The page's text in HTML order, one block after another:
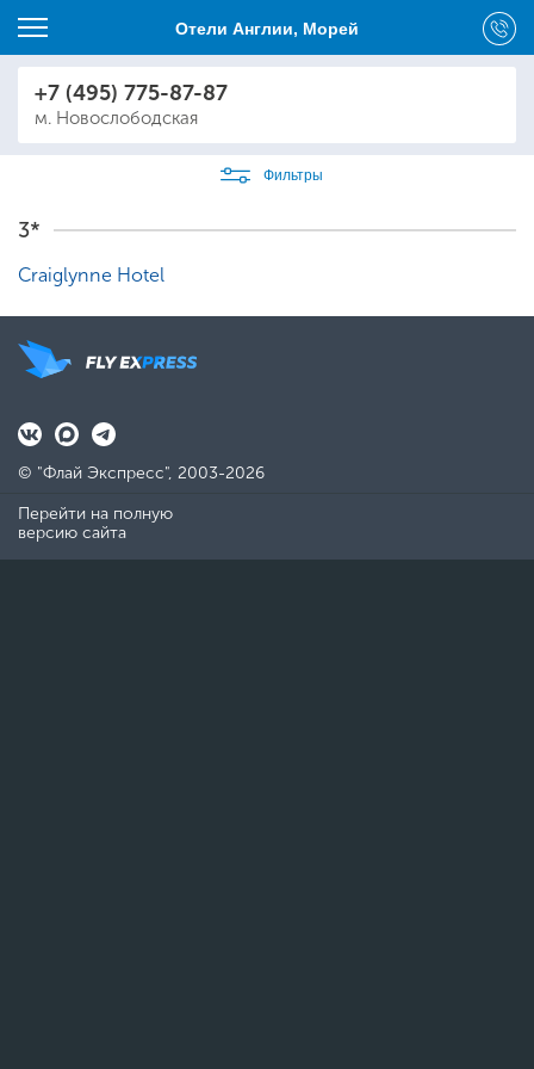
Отели Англии, Морей
+7 (495) 775-87-87
м. Новослободская
Фильтры
3*
Craiglynne Hotel
© "Флай Экспресс", 2003-2026
Перейти на полную
версию сайта